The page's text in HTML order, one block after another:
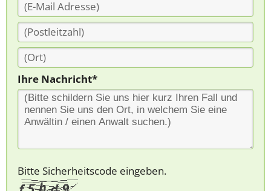
Ihre Nachricht*
Bitte Sicherheitscode eingeben.